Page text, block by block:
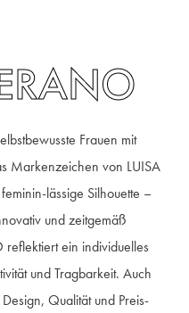
Frauen mit
Markenzeichen von LUISA
lässige Silhouette –
und zeitgemäß
reflektiert ein individuelles
und Tragbarkeit. Auch
Qualität und Preis-